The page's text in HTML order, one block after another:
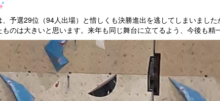
、予選29位（94人出場）と惜しくも決勝進出を逃してしまいまし
のは大きいと思います。来年も同じ舞台に立てるよう、今後も精